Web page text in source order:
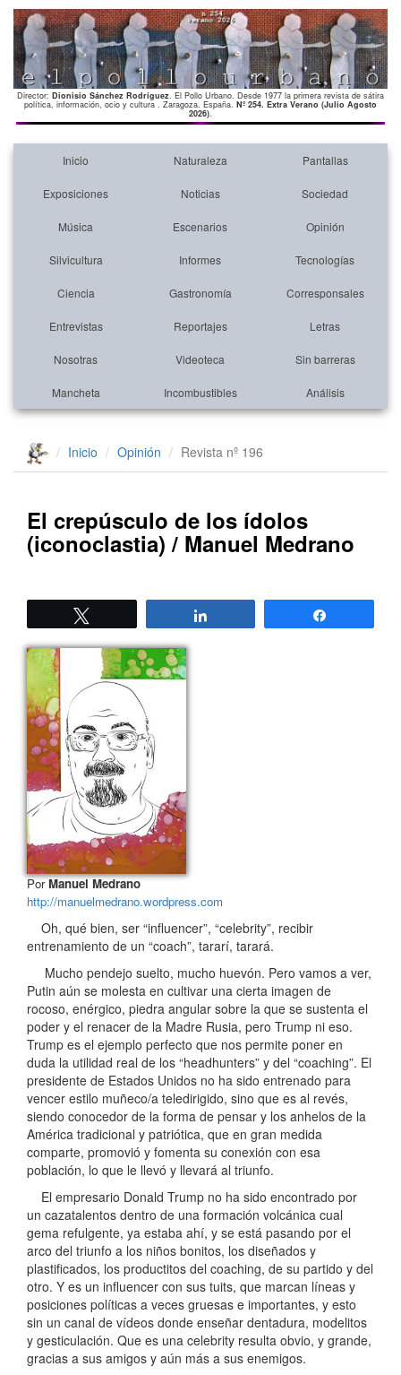
Director: Dionisio Sánchez Rodríguez. El Pollo Urbano. Desde 1977 la primera revista de sátira
política, información, ocio y cultura . Zaragoza. España. Nº 254. Extra Verano (Julio Agosto
2026).
Inicio Naturaleza Pantallas
Exposiciones Noticias Sociedad
Música Escenarios Opinión
Silvicultura Informes Tecnologías
Ciencia Gastronomía Corresponsales
Entrevistas Reportajes Letras
Nosotras Videoteca Sin barreras
Mancheta Incombustibles Análisis
Inicio Opinión Revista nº 196
El crepúsculo de los ídolos
(iconoclastia) / Manuel Medrano
PorManuel Medrano
http://manuelmedrano.wordpress.com
Oh, qué bien, ser “influencer”, “celebrity”, recibir
entrenamiento de un “coach”, tararí, tarará.
Mucho pendejo suelto, mucho huevón. Pero vamos a ver,
Putin aún se molesta en cultivar una cierta imagen de
rocoso, enérgico, piedra angular sobre la que se sustenta el
poder y el renacer de la Madre Rusia, pero Trump ni eso.
Trump es el ejemplo perfecto que nos permite poner en
duda la utilidad real de los “headhunters” y del “coaching”. El
presidente de Estados Unidos no ha sido entrenado para
vencer estilo muñeco/a teledirigido, sino que es al revés,
siendo conocedor de la forma de pensar y los anhelos de la
América tradicional y patriótica, que en gran medida
comparte, promovió y fomenta su conexión con esa
población, lo que le llevó y llevará al triunfo.
El empresario Donald Trump no ha sido encontrado por
un cazatalentos dentro de una formación volcánica cual
gema refulgente, ya estaba ahí, y se está pasando por el
arco del triunfo a los niños bonitos, los diseñados y
plastificados, los productitos del coaching, de su partido y del
otro. Y es un influencer con sus tuits, que marcan líneas y
posiciones políticas a veces gruesas e importantes, y esto
sin un canal de vídeos donde enseñar dentadura, modelitos
y gesticulación. Que es una celebrity resulta obvio, y grande,
gracias a sus amigos y aún más a sus enemigos.